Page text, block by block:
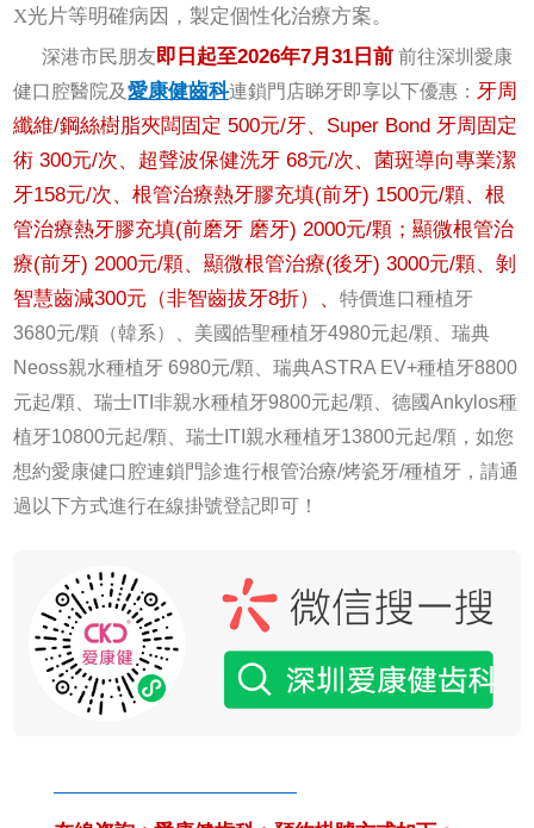
X光片等明確病因，製定個性化治療方案。
深港市民朋友即日起至2026年7月31日前 前往深圳愛康
健口腔醫院及愛康健齒科連鎖門店睇牙即享以下優惠： 牙周
纖維/鋼絲樹脂夾闆固定 500元/牙、Super Bond 牙周固定
術 300元/次、超聲波保健洗牙 68元/次、菌斑導向專業潔
牙158元/次、根管治療熱牙膠充填(前牙) 1500元/顆、根
管治療熱牙膠充填(前磨牙 磨牙) 2000元/顆；顯微根管治
療(前牙) 2000元/顆、顯微根管治療(後牙) 3000元/顆、剝
智慧齒減300元（非智齒拔牙8折）、特價進口種植牙
3680元/顆（韓系）、美國皓聖種植牙4980元起/顆、瑞典
Neoss親水種植牙 6980元/顆、瑞典ASTRA EV+種植牙8800
元起/顆、瑞士ITI非親水種植牙9800元起/顆、德國Ankylos種
植牙10800元起/顆、瑞士ITI親水種植牙13800元起/顆，如您
想約愛康健口腔連鎖門診進行根管治療/烤瓷牙/種植牙，請通
過以下方式進行在線掛號登記即可！
————————————